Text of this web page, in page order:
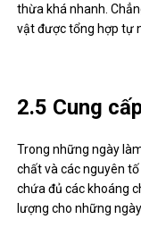
thừa khá nhanh.
vật được tổng hợp tự
2.5 Cung
Trong những ngày
chất và các nguyên
chứa đủ các khoáng
lượng cho những